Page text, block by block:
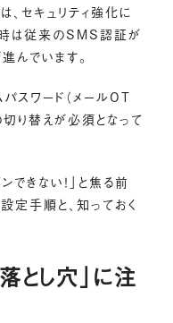
、セキュリティ強化に
時は従来のSMS認証が
んでいます。
スワード（メールOT
切り替えが必須となって
できない！」と焦る前
定手順と、知っておく
とし穴」に注